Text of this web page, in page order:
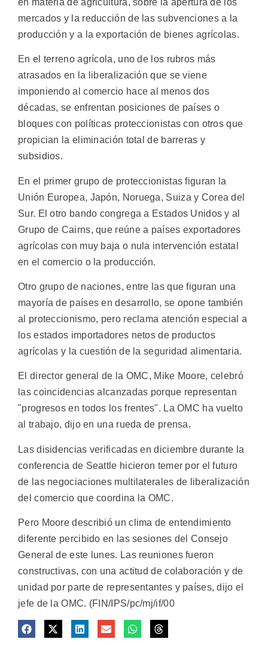
mercados y la reducción de las subvenciones a la
producción y a la exportación de bienes agrícolas.
En el terreno agrícola, uno de los rubros más
atrasados en la liberalización que se viene
imponiendo al comercio hace al menos dos
décadas, se enfrentan posiciones de países o
bloques con políticas proteccionistas con otros que
propician la eliminación total de barreras y
subsidios.
En el primer grupo de proteccionistas figuran la
Unión Europea, Japón, Noruega, Suiza y Corea del
Sur. El otro bando congrega a Estados Unidos y al
Grupo de Cairns, que reúne a países exportadores
agrícolas con muy baja o nula intervención estatal
en el comercio o la producción.
Otro grupo de naciones, entre las que figuran una
mayoría de países en desarrollo, se opone también
al proteccionismo, pero reclama atención especial a
los estados importadores netos de productos
agrícolas y la cuestión de la seguridad alimentaria.
El director general de la OMC, Mike Moore, celebró
las coincidencias alcanzadas porque representan
"progresos en todos los frentes". La OMC ha vuelto
al trabajo, dijo en una rueda de prensa.
Las disidencias verificadas en diciembre durante la
conferencia de Seattle hicieron temer por el futuro
de las negociaciones multilaterales de liberalización
del comercio que coordina la OMC.
Pero Moore describió un clima de entendimiento
diferente percibido en las sesiones del Consejo
General de este lunes. Las reuniones fueron
constructivas, con una actitud de colaboración y de
unidad por parte de representantes y países, dijo el
jefe de la OMC. (FIN/IPS/pc/mj/if/00